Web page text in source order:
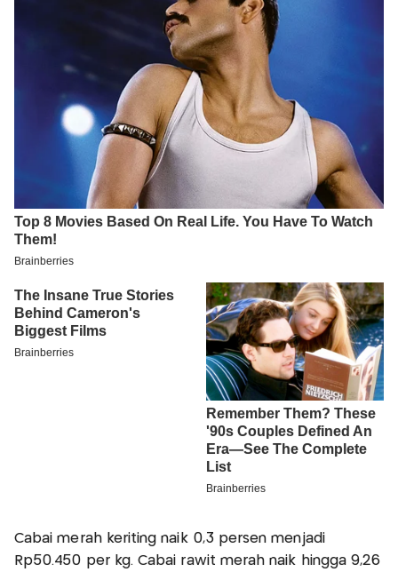
Cabai merah keriting naik 0,3 persen menjadi
Rp50.450 per kg. Cabai rawit merah naik hingga 9,26